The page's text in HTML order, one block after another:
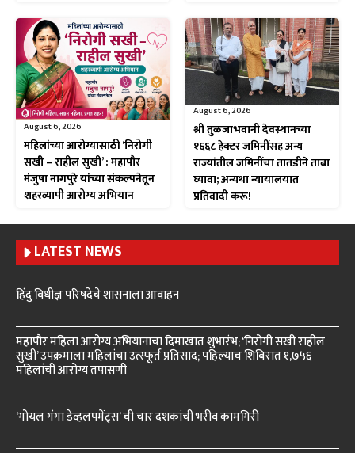
August 6, 2026
महिलांच्या आरोग्यासाठी ‘निरोगी
सखी – राहील सुखी’ : महापौर
मंजुषा नागपुरे यांच्या संकल्पनेतून
शहरव्यापी आरोग्य अभियान
August 6, 2026
श्री तुळजाभवानी देवस्थानच्या
१६६८ हेक्टर जमिनींसह अन्य
राज्यांतील जमिनींचा तातडीने ताबा
घ्यावा; अन्यथा न्यायालयात
प्रतिवादी करू!
LATEST NEWS
हिंदु विधीज्ञ परिषदेचे शासनाला आवाहन
महापौर महिला आरोग्य अभियानाचा दिमाखात शुभारंभ; ‘निरोगी सखी राहील
सुखी’ उपक्रमाला महिलांचा उत्स्फूर्त प्रतिसाद; पहिल्याच शिबिरात १,७५६
महिलांची आरोग्य तपासणी
‘गोयल गंगा डेव्हलपमेंट्स’ ची चार दशकांची भरीव कामगिरी